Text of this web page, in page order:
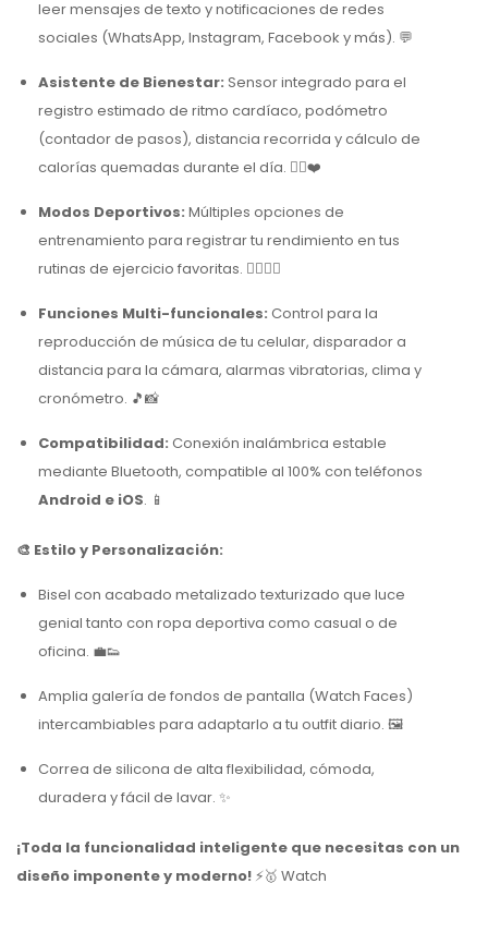
leer mensajes de texto y notificaciones de redes
sociales (WhatsApp, Instagram, Facebook y más). 💬
Asistente de Bienestar: Sensor integrado para el
registro estimado de ritmo cardíaco, podómetro
(contador de pasos), distancia recorrida y cálculo de
calorías quemadas durante el día. 🏃‍♂️❤️
Modos Deportivos: Múltiples opciones de
entrenamiento para registrar tu rendimiento en tus
rutinas de ejercicio favoritas. 🏋️‍♂️🚴‍♂️
Funciones Multi-funcionales: Control para la
reproducción de música de tu celular, disparador a
distancia para la cámara, alarmas vibratorias, clima y
cronómetro. 🎵📸
Compatibilidad: Conexión inalámbrica estable
mediante Bluetooth, compatible al 100% con teléfonos
Android e iOS. 📱
🎨 Estilo y Personalización:
Bisel con acabado metalizado texturizado que luce
genial tanto con ropa deportiva como casual o de
oficina. 💼👟
Amplia galería de fondos de pantalla (Watch Faces)
intercambiables para adaptarlo a tu outfit diario. 🖼️
Correa de silicona de alta flexibilidad, cómoda,
duradera y fácil de lavar. ✨
¡Toda la funcionalidad inteligente que necesitas con un
diseño imponente y moderno! ⚡🥇 Watch